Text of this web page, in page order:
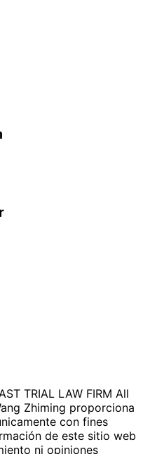
TRIAL LAW FIRM All
Zhiming proporciona
con fines
de este sitio web
ni opiniones